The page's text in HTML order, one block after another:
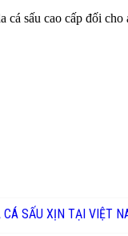
cá sấu cao cấp đối
CÁ SẤU XỊN TẠI VIỆT